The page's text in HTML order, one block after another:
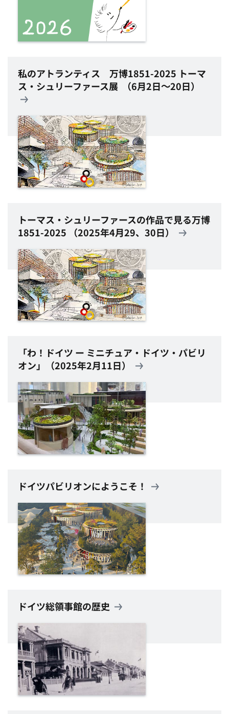
私のアトランティス 万博1851-2025 トーマ
ス・シュリーファース展 （6月2日～20日）
トーマス・シュリーファースの作品で見る万博
1851-2025 （2025年4月29、30日）
「わ！ドイツ ー ミニチュア・ドイツ・パビリ
オン」（2025年2月11日）
ドイツパビリオンにようこそ！
ドイツ総領事館の歴史